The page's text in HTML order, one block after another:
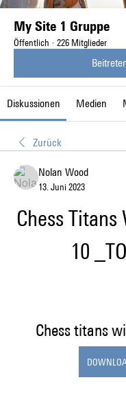
My Site 1 Gruppe
Öffentlich · 226 Mitglieder
Diskussionen Medien
Zurück
Nolan Wood
13. Juni 2023
Chess
10
Chess titans